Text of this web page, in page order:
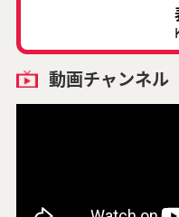
動画チャンネル